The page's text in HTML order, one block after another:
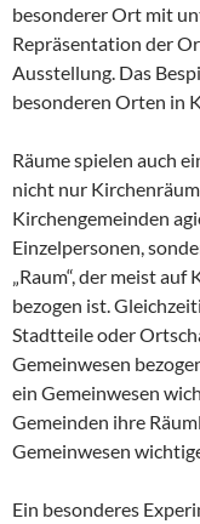
besonderer Ort mit
Repräsentation der
Ausstellung. Das
besonderen Orten in
Räume spielen auch
nicht nur
Kirchengemeinden
Einzelpersonen,
„Raum“, der meist
bezogen ist.
Stadtteile oder
Gemeinwesen
ein Gemeinwesen
Gemeinden ihre
Gemeinwesen
Ein besonderes